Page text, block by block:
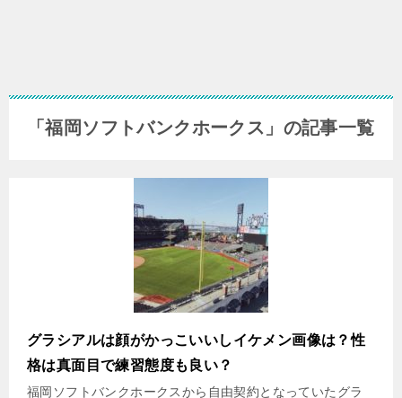
「福岡ソフトバンクホークス」の記事一覧
グラシアルは顔がかっこいいしイケメン画像は？性
格は真面目で練習態度も良い？
福岡ソフトバンクホークスから自由契約となっていたグラ